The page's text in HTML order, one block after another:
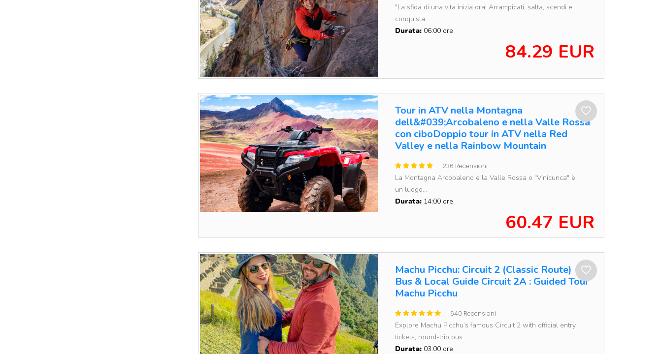
"La sfida di una vita inizia ora! Arrampicati, salta, scendi e
conquista...
Durata: 06:00 ore
84.29 EUR
Tour in ATV nella Montagna
dell&#039;Arcobaleno e nella Valle Rossa
con ciboDoppio tour in ATV nella Red
Valley e nella Rainbow Mountain
236 Recensioni
La Montagna Arcobaleno e la Valle Rossa o "Vinicunca" è
un luogo...
Durata: 14:00 ore
60.47 EUR
Machu Picchu: Circuit 2 (Classic Route) +
Bus & Local Guide Circuit 2A : Guided Tour
Machu Picchu
640 Recensioni
Explore Machu Picchu’s famous Circuit 2 with official entry
tickets, round-trip bus...
Durata: 03:00 ore